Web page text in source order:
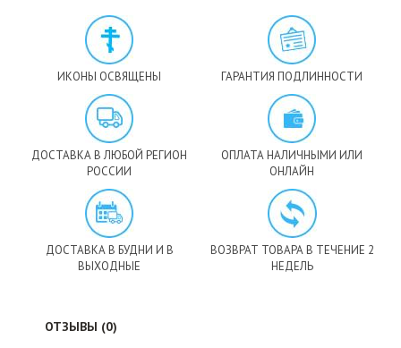
ИКОНЫ ОСВЯЩЕНЫ ГАРАНТИЯ ПОДЛИННОСТИ
ДОСТАВКА В ЛЮБОЙ РЕГИОН
РОССИИ
ОПЛАТА НАЛИЧНЫМИ ИЛИ
ОНЛАЙН
ДОСТАВКА В БУДНИ И В
ВЫХОДНЫЕ
ВОЗВРАТ ТОВАРА В ТЕЧЕНИЕ 2
НЕДЕЛЬ
ОТЗЫВЫ (0)